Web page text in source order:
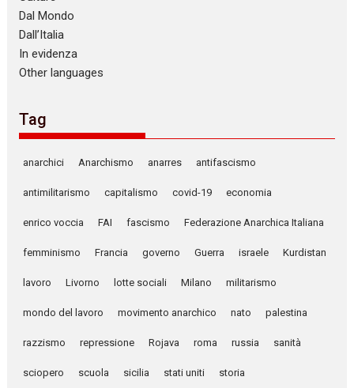
Dal Mondo
Dall’Italia
In evidenza
Other languages
Tag
anarchici Anarchismo anarres antifascismo
antimilitarismo capitalismo covid-19 economia
enrico voccia FAI fascismo Federazione Anarchica Italiana
femminismo Francia governo Guerra israele Kurdistan
lavoro Livorno lotte sociali Milano militarismo
mondo del lavoro movimento anarchico nato palestina
razzismo repressione Rojava roma russia sanità
sciopero scuola sicilia stati uniti storia